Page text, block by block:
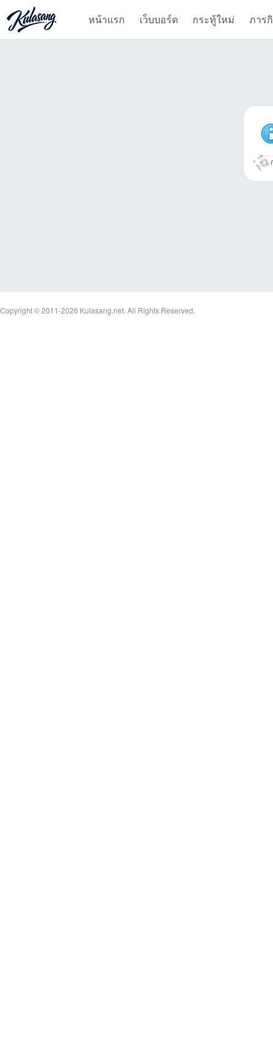
หน้าแรก เว็บบอร์ด กระทู้ใหม่ ภาร
Copyright © 2011-2026 Kulasang.net. All Rights Reserved.